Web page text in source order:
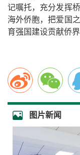
记嘱托，充分发挥
海外侨胞，把爱国
育强国建设贡献侨界
图片新闻